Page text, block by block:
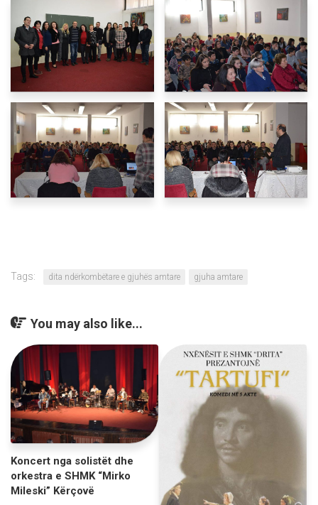
Tags: dita ndërkombëtare e gjuhës amtare gjuha amtare
You may also like...
Koncert nga solistët dhe
orkestra e SHMK “Mirko
Mileski” Kërçovë